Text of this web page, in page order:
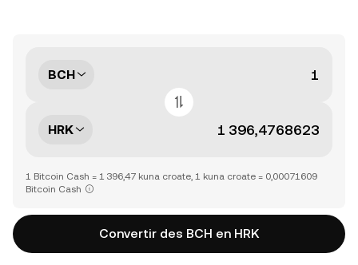
BCH
HRK
1 Bitcoin Cash = 1 396,47 kuna croate, 1 kuna croate = 0,00071609
Bitcoin Cash
Convertir des BCH en HRK